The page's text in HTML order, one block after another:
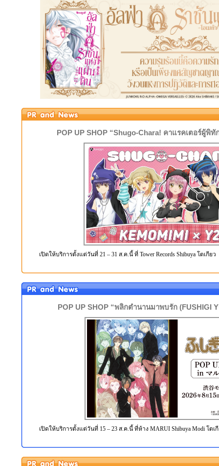
POP UP SHOP “Shugo-Chara! คาแรคเตอร์ผู้พิทั
เปิดให้บริการตั้งแต่วันที่ 21 – 31 ส.ค.นี้ ที่ Tower Records Shibuya โตเกียว
POP UP SHOP “พลิกตำนานมาพบรัก (FUSHIGI
เปิดให้บริการตั้งแต่วันที่ 15 – 23 ส.ค.นี้ ที่ห้าง MARUI Shibuya Modi โตเ